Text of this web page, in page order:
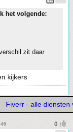
het volgende:
zit daar
kijkers
Fiverr - alle diensten